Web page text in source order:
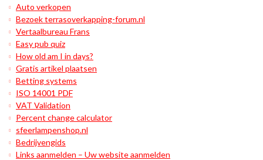
Auto verkopen
Bezoek terrasoverkapping-forum.nl
Vertaalbureau Frans
Easy pub quiz
How old am I in days?
Gratis artikel plaatsen
Betting systems
ISO 14001 PDF
VAT Validation
Percent change calculator
sfeerlampenshop.nl
Bedrijvengids
Links aanmelden – Uw website aanmelden